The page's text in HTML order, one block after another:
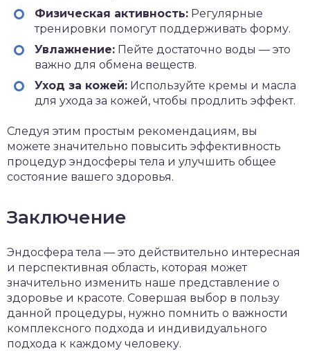
Физическая активность: Регулярные
тренировки помогут поддерживать форму.
Увлажнение: Пейте достаточно воды — это
важно для обмена веществ.
Уход за кожей: Используйте кремы и масла
для ухода за кожей, чтобы продлить эффект.
Следуя этим простым рекомендациям, вы
можете значительно повысить эффективность
процедур эндосферы тела и улучшить общее
состояние вашего здоровья.
Заключение
Эндосфера тела — это действительно интересная
и перспективная область, которая может
значительно изменить наше представление о
здоровье и красоте. Совершая выбор в пользу
данной процедуры, нужно помнить о важности
комплексного подхода и индивидуального
подхода к каждому человеку.